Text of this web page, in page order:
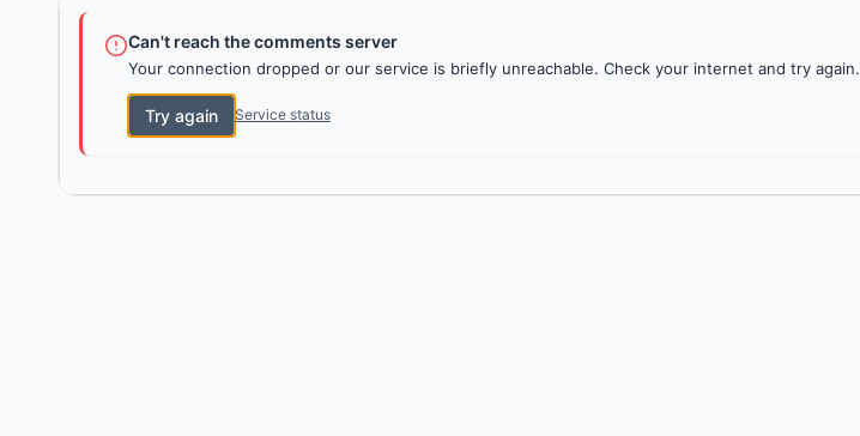
Can't reach the comments server
Your connection dropped or our service is briefly unreachable. Check your internet and try again.
Try again Service status